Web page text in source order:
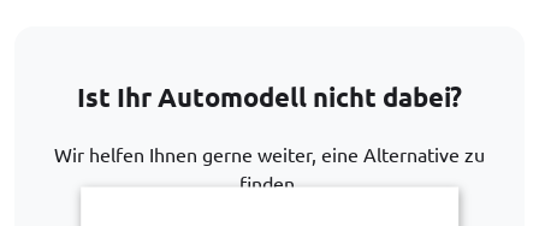
Ist Ihr Automodell nicht dabei?
Wir helfen Ihnen gerne weiter, eine Alternative zu
finden.